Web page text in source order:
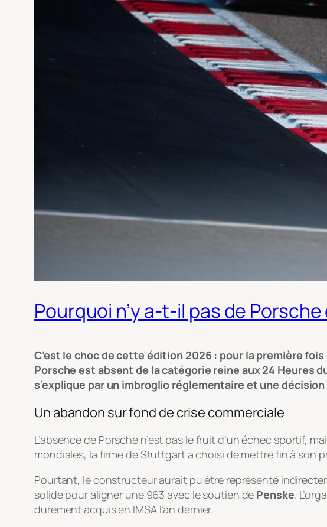
Pourquoi n’y a-t-il pas de
C’est le choc de cette édition 2026 : pour la première
Porsche est absent de la catégorie reine aux 24 Heures
s’explique par un imbroglio réglementaire et une
Un abandon sur fond de crise commerciale
L’absence de Porsche n’est pas le fruit d’un échec sportif,
mondiales, la firme de Stuttgart a choisi de mettre fin à son
Pourtant, le constructeur aurait pu être représenté
solide pour aligner une 963 avec le soutien de Penske.
durement acquis en IMSA l’an dernier.